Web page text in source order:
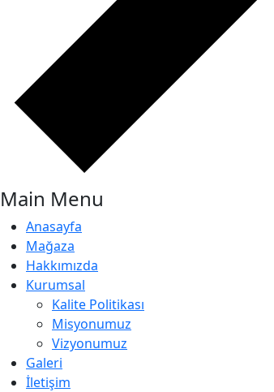
Main Menu
Anasayfa
Mağaza
Hakkımızda
Kurumsal
Kalite Politikası
Misyonumuz
Vizyonumuz
Galeri
İletişim